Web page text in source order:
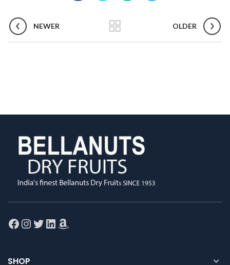
NEWER OLDER
Facebook
Instagram
Twitter
LinkedIn
Amazon
SHOP